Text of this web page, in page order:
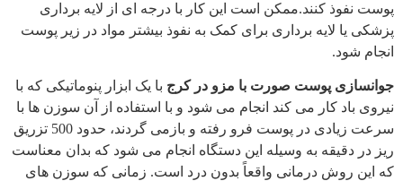
پوست نفوذ کنند.ممکن است این کار با درجه ای از لایه برداری
پزشکی یا لایه برداری برای کمک به نفوذ بیشتر مواد در زیر پوست
انجام شود.
جوانسازی پوست صورت با مزو در کرج با یک ابزار پنوماتیکی که با
نیروی باد کار می کند انجام می شود و با استفاده از آن سوزن ها با
سرعت زیادی در پوست فرو رفته و بازمی گردند، حدود 500 تزریق
ریز در دقیقه به وسیله این دستگاه انجام می شود که بدان معناست
که این روش درمانی واقعاً بدون درد است. زمانی که سوزن های